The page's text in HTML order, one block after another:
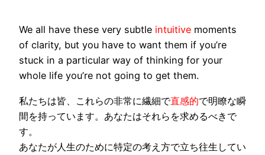
We all have these very subtle intuitive moments
of clarity, but you have to want them if you’re
stuck in a particular way of thinking for your
whole life you’re not going to get them.
私たちは皆、これらの非常に繊細で直感的で明瞭な瞬
間を持っています。あなたはそれらを求めるべきで
す。
あなたが人生のために特定の考え方で立ち往生してい